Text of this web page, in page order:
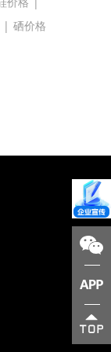
| 硒价格